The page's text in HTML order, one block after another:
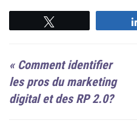
« Comment identifier
les pros du marketing
digital et des RP 2.0?